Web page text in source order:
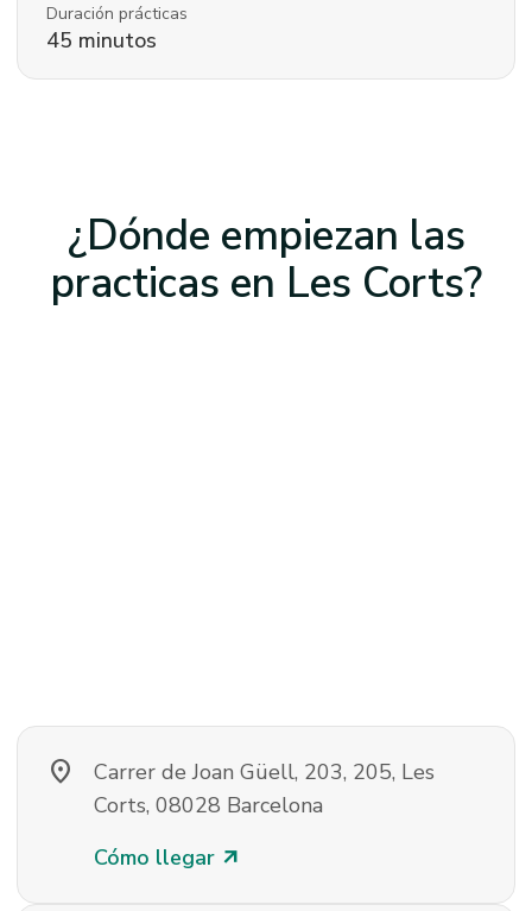
Duración prácticas
45 minutos
¿Dónde empiezan las
practicas en Les Corts?
location_on
Carrer de Joan Güell, 203, 205, Les
Corts, 08028 Barcelona
Cómo llegar arrow_outward